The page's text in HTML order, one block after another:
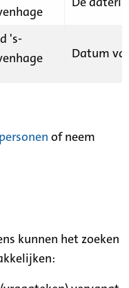
's-
Datum
of neem
kunnen het zoeken